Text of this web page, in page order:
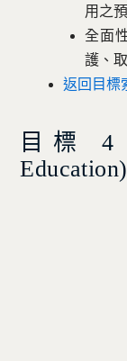
用之
全面
護、
返回目標
目標
Education)